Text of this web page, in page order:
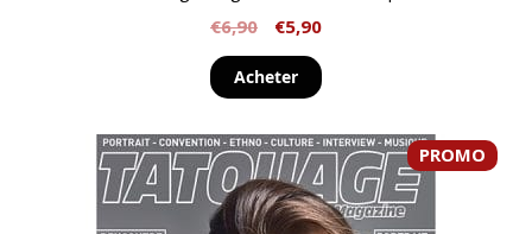
€6,90 €5,90
Acheter
PROMO